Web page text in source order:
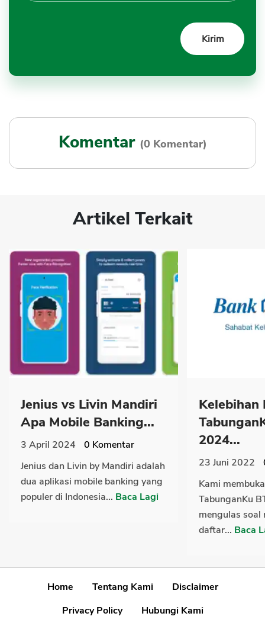
Komentar (0 Komentar)
Artikel Terkait
Jenius vs Livin Mandiri
Apa Mobile Banking...
3 April 2024 0 Komentar
Jenius dan Livin by Mandiri adalah
dua aplikasi mobile banking yang
populer di Indonesia... Baca Lagi
Kelebihan
2024...
23 Juni 2022
Kami
TabunganKu
mengulas
daftar... Baca
Home Tentang Kami
Disclaimer
Privacy Policy
Hubungi Kami